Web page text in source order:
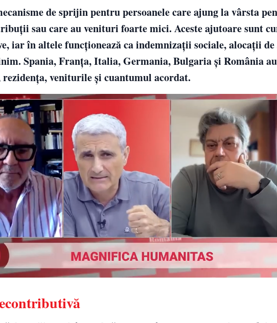
de sprijin pentru persoanele care ajung la vârsta
sau care au venituri foarte mici. Aceste ajutoare sunt
iar în altele funcționează ca indemnizații sociale, alocații
Spania, Franța, Italia, Germania, Bulgaria și România
veniturile și cuantumul acordat.